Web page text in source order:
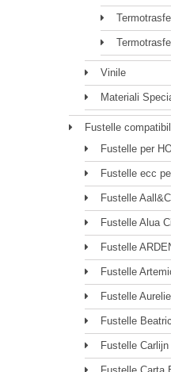
Vinile
Materiali
Fustelle
Fustelle per
Fustelle ecc
Fustelle
Fustelle Alua
Fustelle
Fustelle
Fustelle Aurelie
Fustelle
Fustelle